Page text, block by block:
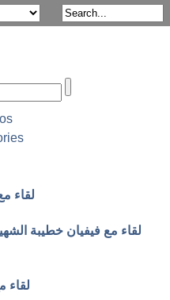
لقاء
لقاء مع فيفيان خطيبة
لقاء